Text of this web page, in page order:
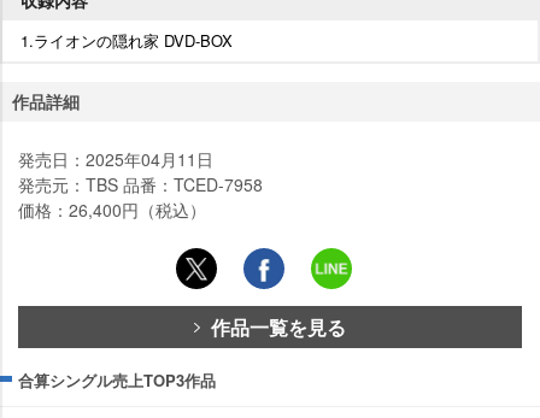
1.ライオンの隠れ家 DVD-BOX
作品詳細
発売日：2025年04月11日
発売元：TBS 品番：TCED-7958
価格：26,400円（税込）
作品一覧を見る
合算シングル売上TOP3作品